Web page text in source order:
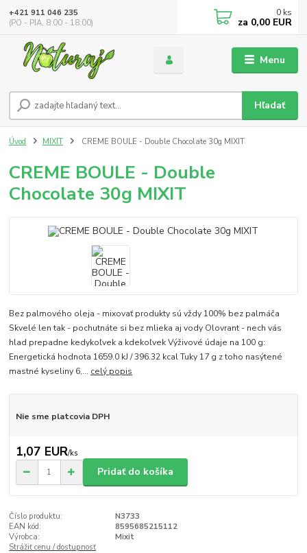
Menu
Hľadať
+421 911 046 235
(PO - PIA, 8:00 - 18:00)
0 ks
za 0,00 EUR
Úvod MIXIT CREME BOULE - Double Chocolate 30g MIXIT
CREME BOULE - Double
Chocolate 30g MIXIT
Bez palmového oleja - mixovať produkty sú vždy 100% bez palmáča
Skvelé len tak - pochutnáte si bez mlieka aj vody Olovrant - nech vás
hlad prepadne kedykoľvek a kdekoľvek Výživové údaje na 100 g:
Energetická hodnota 1659.0 kJ / 396.32 kcal Tuky 17 g z toho nasýtené
mastné kyseliny 6,... celý popis
Nie sme platcovia DPH
1,07 EUR/ks
Pridať do košíka
Číslo produktu:
N3733
EAN kód:
8595685215112
Výrobca:
Mixit
Strážiť cenu / dostupnosť